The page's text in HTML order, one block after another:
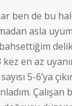
ben de bu
asla
en az
5-6’ya
Çalışan